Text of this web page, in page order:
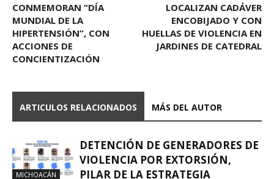
CONMEMORAN “DÍA
MUNDIAL DE LA
HIPERTENSIÓN”, CON
ACCIONES DE
CONCIENTIZACIÓN
LOCALIZAN CADÁVER
ENCOBIJADO Y CON
HUELLAS DE VIOLENCIA EN
JARDINES DE CATEDRAL
ARTICULOS RELACIONADOS MÁS DEL AUTOR
MICHOACÁN
DETENCIÓN DE GENERADORES DE
VIOLENCIA POR EXTORSIÓN,
PILAR DE LA ESTRATEGIA